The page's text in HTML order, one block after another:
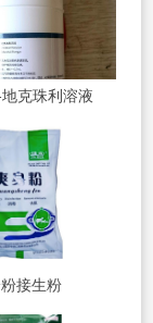
克珠利溶液
接生粉